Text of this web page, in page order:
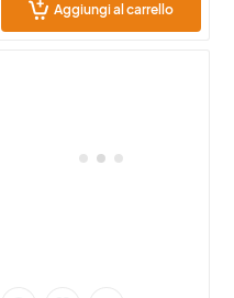
Aggiungi al carrello